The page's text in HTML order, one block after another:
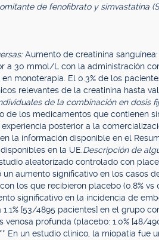
de fenofibrato y simvastatina
Aumento de creatinina
a 30 mmol/L con la administración
monoterapia. El 0.3% de los
relevantes de la creatinina hasta
de la combinación en dosis
de los medicamentos que contienen
posterior a la
la información disponible en el
en la UE. Descripción de
aleatorizado controlado con
aumento significativo en los casos
los que recibieron placebo (0.8% vs
significativo en la incidencia de
[53/4895 pacientes] en el grupo
profunda (placebo: 1.0% [48/
** En un estudio clínico, la miopatía fue